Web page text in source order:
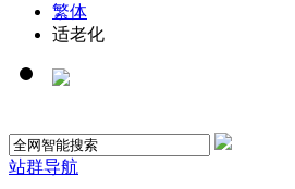
繁体
适老化
站群导航